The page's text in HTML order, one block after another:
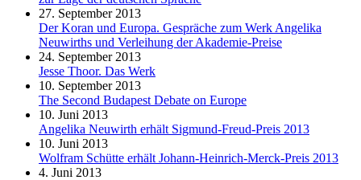
27. September 2013
Der Koran und Europa. Gespräche zum Werk Angelika
Neuwirths und Verleihung der Akademie-Preise
24. September 2013
Jesse Thoor. Das Werk
10. September 2013
The Second Budapest Debate on Europe
10. Juni 2013
Angelika Neuwirth erhält Sigmund-Freud-Preis 2013
10. Juni 2013
Wolfram Schütte erhält Johann-Heinrich-Merck-Preis 2013
4. Juni 2013